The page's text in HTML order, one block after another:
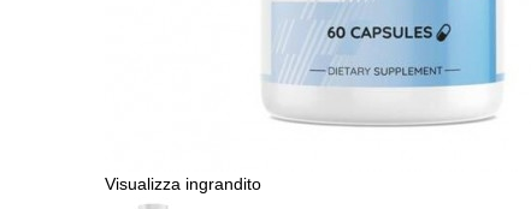
Visualizza ingrandito